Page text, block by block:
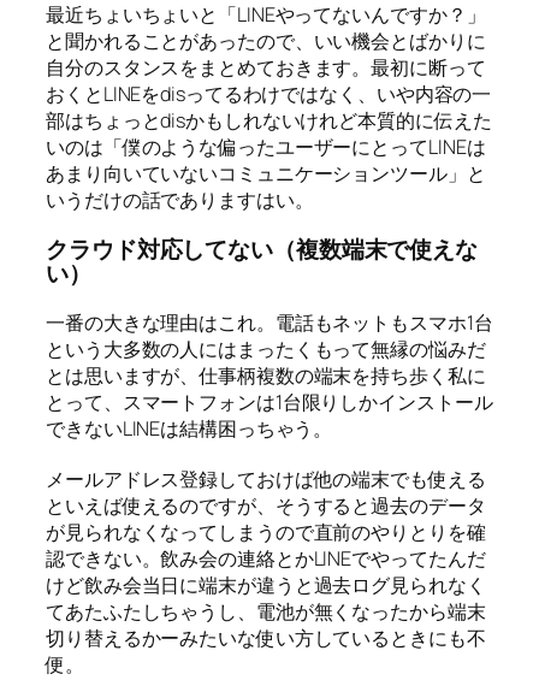
最近ちょいちょいと「LINEやってないんですか？」
と聞かれることがあったので、いい機会とばかりに
自分のスタンスをまとめておきます。最初に断って
おくとLINEをdisってるわけではなく、いや内容の一
部はちょっとdisかもしれないけれど本質的に伝えた
いのは「僕のような偏ったユーザーにとってLINEは
あまり向いていないコミュニケーションツール」と
いうだけの話でありますはい。
クラウド対応してない（複数端末で使えな
い）
一番の大きな理由はこれ。電話もネットもスマホ1台
という大多数の人にはまったくもって無縁の悩みだ
とは思いますが、仕事柄複数の端末を持ち歩く私に
とって、スマートフォンは1台限りしかインストール
できないLINEは結構困っちゃう。
メールアドレス登録しておけば他の端末でも使える
といえば使えるのですが、そうすると過去のデータ
が見られなくなってしまうので直前のやりとりを確
認できない。飲み会の連絡とかLINEでやってたんだ
けど飲み会当日に端末が違うと過去ログ見られなく
てあたふたしちゃうし、電池が無くなったから端末
切り替えるかーみたいな使い方しているときにも不
便。